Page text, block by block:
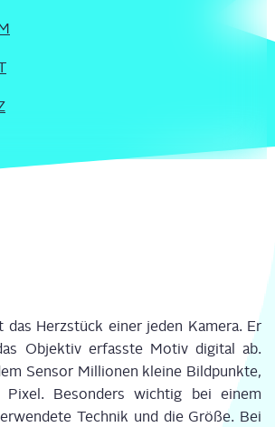
das Herz­stück einer jeden Kame­ra. Er
Objek­tiv erfass­te Motiv digi­tal ab.
Sen­sor Mil­lio­nen klei­ne Bild­punk­te,
Pixel. Beson­ders wich­tig bei einem
Tech­nik und die Grö­ße. Bei